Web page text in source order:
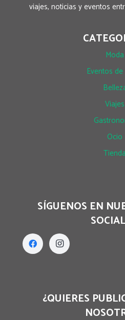
viajes, noticias y eventos
Moda
Eventos
Viajes
Ocio
Tienda
SÍGUENOS EN
¿QUIERES